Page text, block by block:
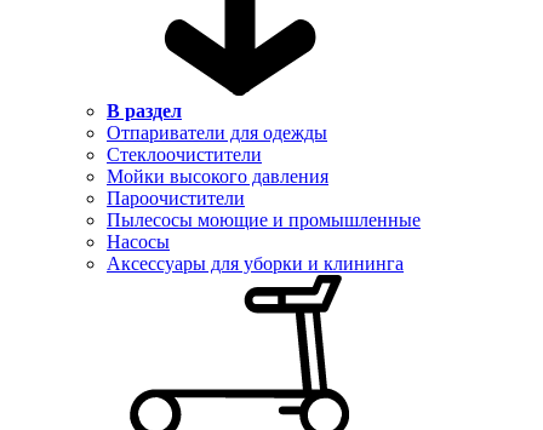
В раздел
Отпариватели для одежды
Стеклоочистители
Мойки высокого давления
Пароочистители
Пылесосы моющие и промышленные
Насосы
Аксессуары для уборки и клининга